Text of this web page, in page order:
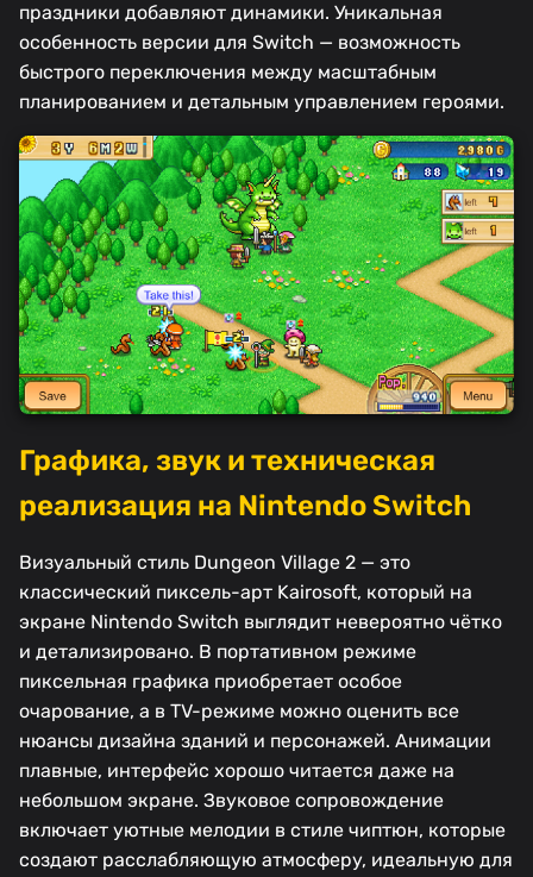
праздники добавляют динамики. Уникальная
особенность версии для Switch — возможность
быстрого переключения между масштабным
планированием и детальным управлением героями.
Графика, звук и техническая
реализация на Nintendo Switch
Визуальный стиль Dungeon Village 2 — это
классический пиксель-арт Kairosoft, который на
экране Nintendo Switch выглядит невероятно чётко
и детализировано. В портативном режиме
пиксельная графика приобретает особое
очарование, а в TV-режиме можно оценить все
нюансы дизайна зданий и персонажей. Анимации
плавные, интерфейс хорошо читается даже на
небольшом экране. Звуковое сопровождение
включает уютные мелодии в стиле чиптюн, которые
создают расслабляющую атмосферу, идеальную для